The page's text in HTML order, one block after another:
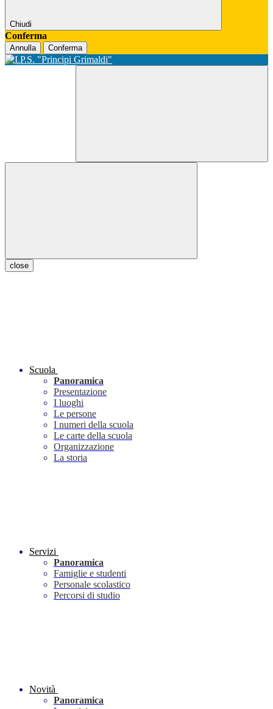
Chiudi
Conferma
Annulla Conferma
close
Scuola
Panoramica
Presentazione
I luoghi
Le persone
I numeri della scuola
Le carte della scuola
Organizzazione
La storia
Servizi
Panoramica
Famiglie e studenti
Personale scolastico
Percorsi di studio
Novità
Panoramica